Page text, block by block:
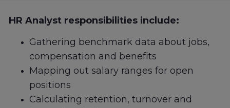
HR Analyst responsibilities include:
Gathering benchmark data about jobs,
compensation and benefits
Mapping out salary ranges for open
positions
Calculating retention, turnover and